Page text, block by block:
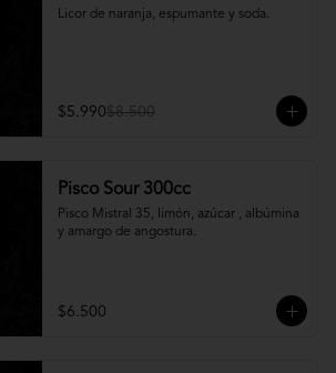
Licor de naranja, espumante y soda.
$5.990$8.500
Pisco Sour 300cc
Pisco Mistral 35, limón, azúcar , albúmina
y amargo de angostura.
$6.500